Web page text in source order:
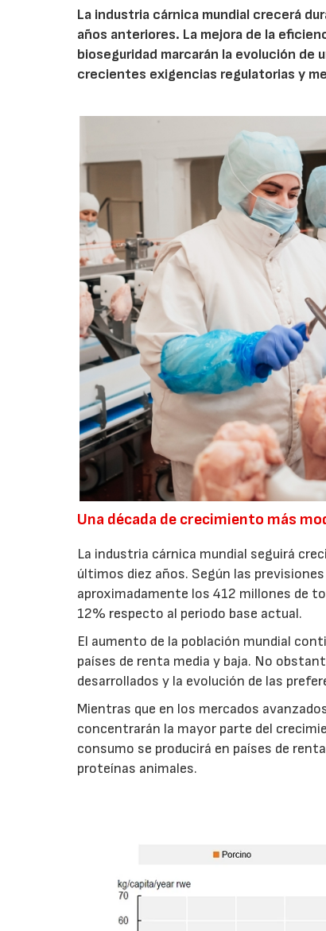
La industria cárnica mundial crecerá
años anteriores. La mejora de la
bioseguridad marcarán la evolución
crecientes exigencias regulatorias y
Una década de crecimiento más
La industria cárnica mundial seguirá
últimos diez años. Según las previsiones
aproximadamente los 412 millones de
12% respecto al periodo base actual.
El aumento de la población mundial
países de renta media y baja. No
desarrollados y la evolución de las
Mientras que en los mercados
concentrarán la mayor parte del
consumo se producirá en países de
proteínas animales.